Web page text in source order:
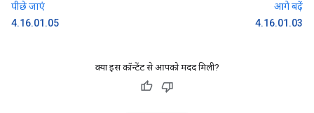
पीछे जाएं
4.16.01.05
आगे बढ़ें
4.16.01.03
क्या इस कॉन्टेंट से आपको मदद मिली?